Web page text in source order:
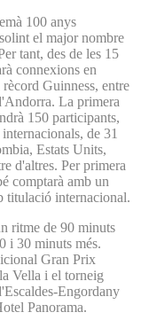
100 anys
el major nombre
tant, des de les 15
connexions en
Guinness, entre
La primera
150 participants,
de 31
Estats Units,
d'altres. Per primera
comptarà amb un
titulació internacional.
ritme de 90 minuts
i 30 minuts més.
Gran Prix
Vella i el torneig
Engordany
Panorama.